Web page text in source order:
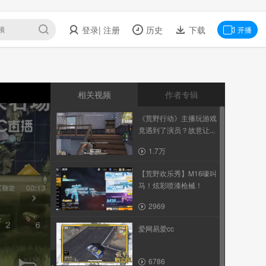
登录| 注册 历史 下载 开播
相关视频 作者专辑
《荒野行动》主播玩游戏
竟遇到了演员？故意让...
1.7万
【荒野欢乐秀】M16嚎叫
马！炫彩喷漆枪械！
2969
爱网易爱cc
6786